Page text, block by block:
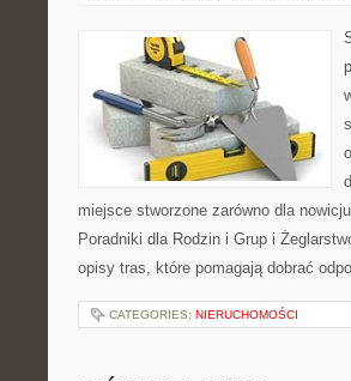
miejsce stworzone zarówno dla
Poradniki dla Rodzin i Grup i
opisy tras, które pomagają dobrać
CATEGORIES: NIERUCHOMOŚCI